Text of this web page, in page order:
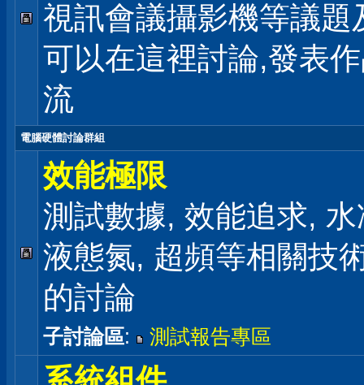
視訊會議攝影機等議題
可以在這裡討論,發表
流
電腦硬體討論群組
效能極限
測試數據, 效能追求,
液態氮, 超頻等相關技
的討論
子討論區: 測試報告專區